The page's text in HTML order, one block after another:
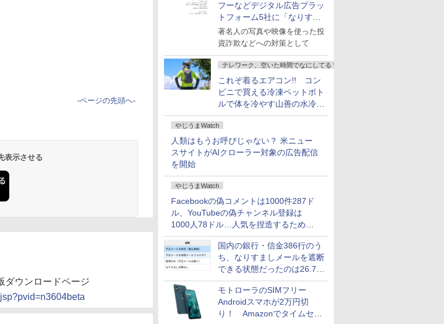
フーなどデジタル広告プラッ
トフォーム5社に「なりすま
し詐欺広告」対策強化を要請
著名人の写真や映像を使った投
資詐欺などへの対策として
テレワーク、空いた時間でなにしてる？
これぞ着るエアコン!! コン
ビニで買える冷凍ペットボト
ルで体を冷やす山善の水冷ベ
ストがロードバイクにちょう
どいい【ぼっち・ざ・ろー
ど！その14】
やじうまWatch
人類はもうお呼びじゃない？ 米ニュー
スサイトがAIクローラー対象の広告配信
を開始
やじうまWatch
Facebookの偽コメントは1000件287ド
ル、YouTubeの偽チャンネル登録は
1000人78ドル…人気を捏造するための
価格リストが公開中
国内の銀行・信金386行のう
ち、なりすましメールを遮断
できる状態だったのは26.7％
にとどまる～GMOブランド
セキュリティ調査
モトローラのSIMフリー
Androidスマホが2万円切
り！ Amazonでタイムセー
-ページの先頭へ-
表示させる
ダウンロードページ